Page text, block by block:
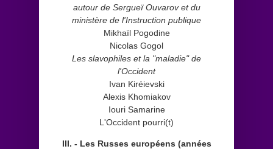
autour de Sergueï Ouvarov et du
ministère de l'Instruction publique
Mikhaïl Pogodine
Nicolas Gogol
Les slavophiles et la "maladie" de
l'Occident
Ivan Kiréievski
Alexis Khomiakov
Iouri Samarine
L'Occident pourri(t)
III. - Les Russes européens (années